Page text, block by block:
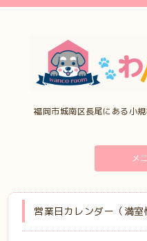
福岡市城南区長尾にある小
メ
営業日カレンダー（満室